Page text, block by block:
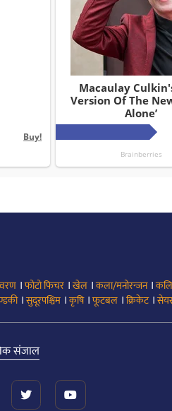
।फोटो फिचर ।खेल ।कला/मनोरन्जन।
।सुदूरपश्चिम ।कृषि।फूटबल ।क्रिकेट।
संजाल